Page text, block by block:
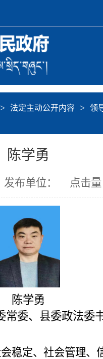
> 法定主动公开内容 > 领
陈学勇
发布单位： 点击
陈学勇
常委、县委政法委
稳定、社会管理、